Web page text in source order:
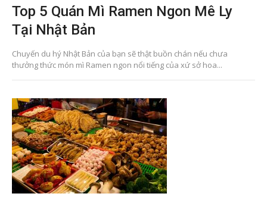
Top 5 Quán Mì Ramen Ngon Mê Ly
Tại Nhật Bản
Chuyến du hý Nhật Bản của bạn sẽ thật buồn chán nếu chưa
thưởng thức món mì Ramen ngon nổi tiếng của xứ sở hoa...